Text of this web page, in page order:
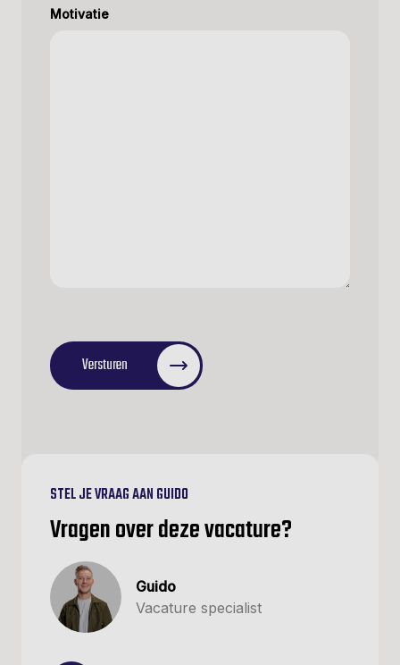
Motivatie
Versturen
STEL JE VRAAG AAN GUIDO
Vragen over deze vacature?
Guido
Vacature specialist